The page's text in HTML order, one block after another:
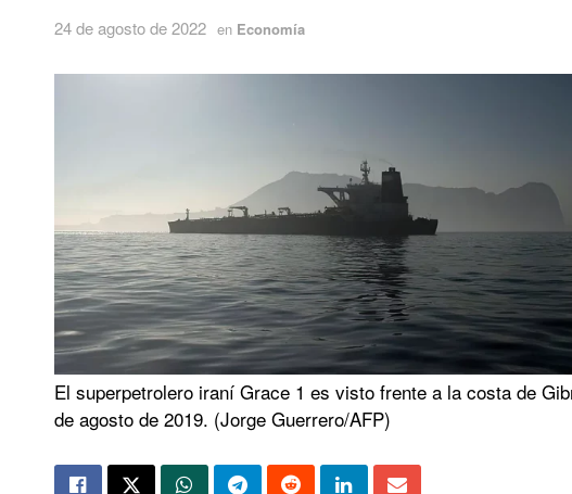
24 de agosto de 2022 en Economía
El superpetrolero iraní Grace 1 es visto frente a la costa de
de agosto de 2019. (Jorge Guerrero/AFP)